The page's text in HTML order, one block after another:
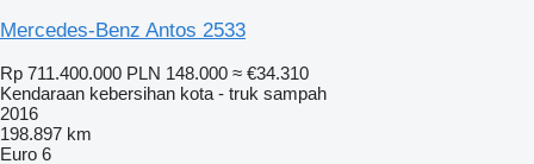
Mercedes-Benz Antos 2533
Rp 711.400.000 PLN 148.000 ≈ €34.310
Kendaraan kebersihan kota - truk sampah
2016
198.897 km
Euro 6